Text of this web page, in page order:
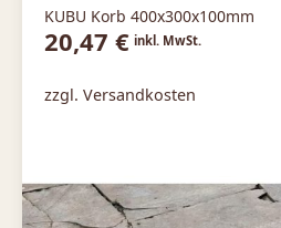
KUBU Korb 400x300x100mm
20,47 € inkl. MwSt.
zzgl. Versandkosten